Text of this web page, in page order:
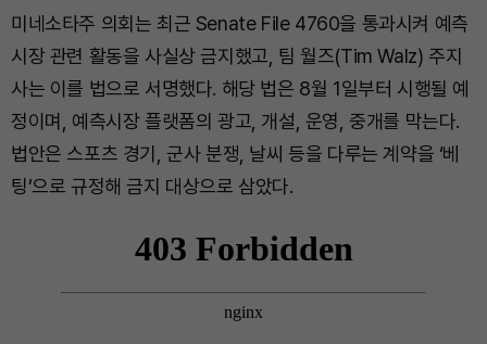
미네소타주 의회는 최근 Senate File 4760을 통과시켜 예측
시장 관련 활동을 사실상 금지했고, 팀 월즈(Tim Walz) 주지
사는 이를 법으로 서명했다. 해당 법은 8월 1일부터 시행될 예
정이며, 예측시장 플랫폼의 광고, 개설, 운영, 중개를 막는다.
법안은 스포츠 경기, 군사 분쟁, 날씨 등을 다루는 계약을 ‘베
팅’으로 규정해 금지 대상으로 삼았다.